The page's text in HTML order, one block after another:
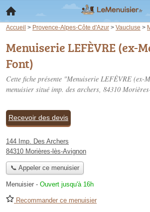
Accueil > Provence-Alpes-Côte d'Azur > Vaucluse >
Menuiserie LEFÈVRE (ex-
Font)
Cette fiche présente "Menuiserie LEFÈVRE (ex-
menuisier situé imp. des archers, 84310
Recevoir des devis
144 Imp. Des Archers
84310 Morières-lès-Avignon
📞 Appeler ce menuisier
Menuisier - Ouvert jusqu'à 16h
Recommander ce menuisier